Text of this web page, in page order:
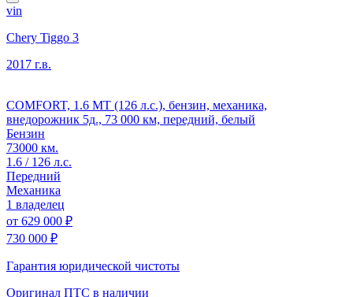
vin
Chery Tiggo 3
2017 г.в.
COMFORT, 1.6 MT (126 л.с.), бензин, механика,
внедорожник 5д., 73 000 км, передний, белый
Бензин
73000 км.
1.6 / 126 л.с.
Передний
Механика
1 владелец
от 629 000 ₽
730 000 ₽
Гарантия юридической чистоты
Оригинал ПТС в наличии